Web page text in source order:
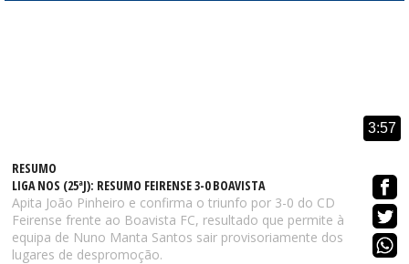
3:57
RESUMO
LIGA NOS (25ªJ): RESUMO FEIRENSE 3-0 BOAVISTA
Apita João Pinheiro e confirma o triunfo por 3-0 do CD
Feirense frente ao Boavista FC, resultado que permite à
equipa de Nuno Manta Santos sair provisoriamente dos
lugares de despromoção.